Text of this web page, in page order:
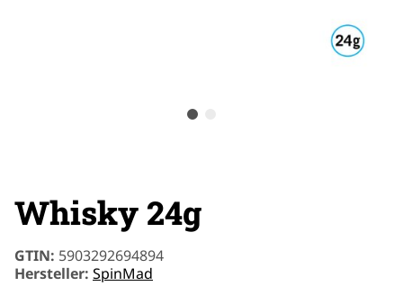
Whisky 24g
GTIN: 5903292694894
Hersteller: SpinMad